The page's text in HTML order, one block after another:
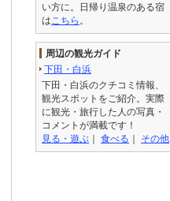
い方に。日帰り温泉のある宿
は こちら 。
周辺の観光ガイド
下田・白浜
下田・白浜のクチコミ情報、
観光スポットをご紹介。実際
に観光・旅行した人の写真・
コメントが満載です！
見る・遊ぶ ｜ 食べる ｜ その他